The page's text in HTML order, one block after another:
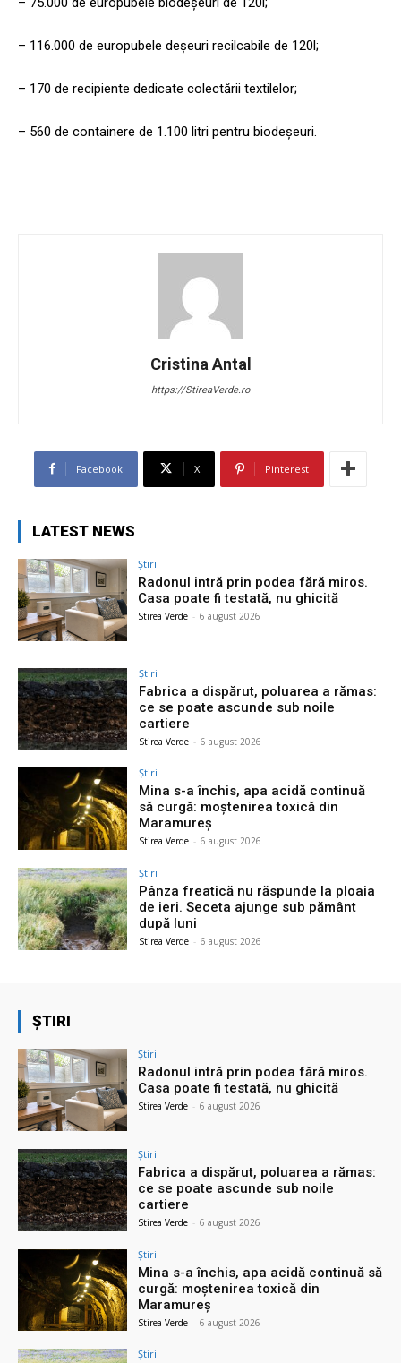
– 116.000 de europubele deșeuri recilcabile de 120l;
– 170 de recipiente dedicate colectării textilelor;
– 560 de containere de 1.100 litri pentru biodeșeuri.
Cristina Antal
https://StireaVerde.ro
Facebook X Pinterest
LATEST NEWS
Știri
Radonul intră prin podea fără miros.
Casa poate fi testată, nu ghicită
Stirea Verde - 6 august 2026
Știri
Fabrica a dispărut, poluarea a rămas:
ce se poate ascunde sub noile
cartiere
Stirea Verde - 6 august 2026
Știri
Mina s-a închis, apa acidă continuă
să curgă: moștenirea toxică din
Maramureș
Stirea Verde - 6 august 2026
Știri
Pânza freatică nu răspunde la ploaia
de ieri. Seceta ajunge sub pământ
după luni
Stirea Verde - 6 august 2026
ȘTIRI
Știri
Radonul intră prin podea fără miros.
Casa poate fi testată, nu ghicită
Stirea Verde - 6 august 2026
Știri
Fabrica a dispărut, poluarea a rămas:
ce se poate ascunde sub noile
cartiere
Stirea Verde - 6 august 2026
Știri
Mina s-a închis, apa acidă continuă să
curgă: moștenirea toxică din
Maramureș
Stirea Verde - 6 august 2026
Știri